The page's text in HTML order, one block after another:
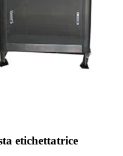
etichettatrice